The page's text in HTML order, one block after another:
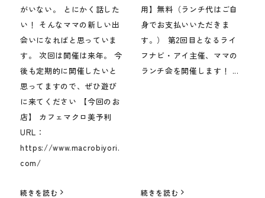
がいない。 とにかく話した
い！ そんなママの新しい出
会いになればと思っていま
す。 次回は開催は来年。 今
後も定期的に開催したいと
思ってますので、ぜひ遊び
に来てください 【今回のお
店】 カフェマクロ美予利
URL：
https://www.macrobiyori.
com/
続きを読む
用】無料（ランチ代はご自
身でお支払いいただきま
す。） 第2回目となるライ
フナビ・アイ主催、ママの
ランチ会を開催します！ ...
続きを読む